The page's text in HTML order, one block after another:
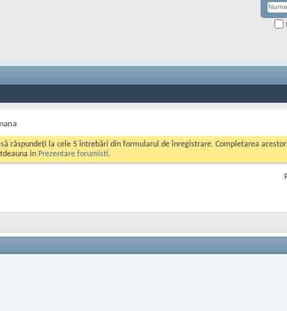
răspundeți la cele 5 întrebări din formularul de înregistrare. Completarea
in Prezentare forumisti.